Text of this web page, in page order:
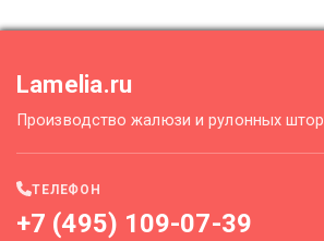
Lamelia.ru
Производство жалюзи и рулонных
ТЕЛЕФОН
+7 (495) 109-07-39